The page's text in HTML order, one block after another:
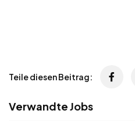
Teile diesen Beitrag:
Verwandte Jobs